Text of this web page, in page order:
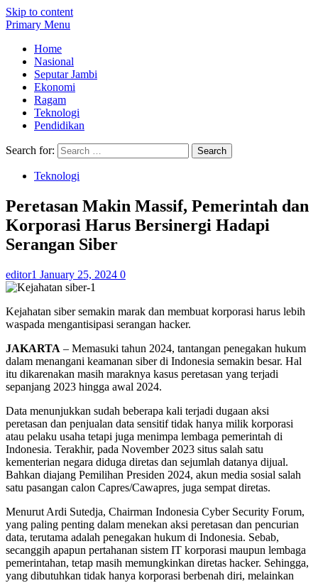
Skip to content
Primary Menu
Home
Nasional
Seputar Jambi
Ekonomi
Ragam
Teknologi
Pendidikan
Search for:
Teknologi
Peretasan Makin Massif, Pemerintah dan
Korporasi Harus Bersinergi Hadapi
Serangan Siber
editor1 January 25, 2024 0
Kejahatan siber semakin marak dan membuat korporasi harus lebih
waspada mengantisipasi serangan hacker.
JAKARTA – Memasuki tahun 2024, tantangan penegakan hukum
dalam menangani keamanan siber di Indonesia semakin besar. Hal
itu dikarenakan masih maraknya kasus peretasan yang terjadi
sepanjang 2023 hingga awal 2024.
Data menunjukkan sudah beberapa kali terjadi dugaan aksi
peretasan dan penjualan data sensitif tidak hanya milik korporasi
atau pelaku usaha tetapi juga menimpa lembaga pemerintah di
Indonesia. Terakhir, pada November 2023 situs salah satu
kementerian negara diduga diretas dan sejumlah datanya dijual.
Bahkan diajang Pemilihan Presiden 2024, akun media sosial salah
satu pasangan calon Capres/Cawapres, juga sempat diretas.
Menurut Ardi Sutedja, Chairman Indonesia Cyber Security Forum,
yang paling penting dalam menekan aksi peretasan dan pencurian
data, terutama adalah penegakan hukum di Indonesia. Sebab,
secanggih apapun pertahanan sistem IT korporasi maupun lembaga
pemerintahan, tetap masih memungkinkan diretas hacker. Sehingga,
yang dibutuhkan tidak hanya korporasi berbenah diri, melainkan